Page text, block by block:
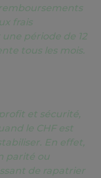
frais
période de 12
tous les mois.
et sécurité,
le CHF est
En effet,
parité ou
de rapatrier